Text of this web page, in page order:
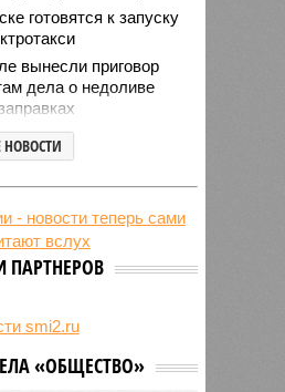
готовятся к запуску
вынесли приговор
дела о недоливе
авто в
в 2026 году
предупредила о
Кавказе в августе
пляж стал первым
обладателем
СКФО замкнули
торговли
ПАРТНЕРОВ
smi2.ru
«ОБЩЕСТВО»